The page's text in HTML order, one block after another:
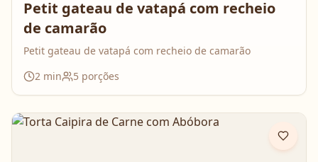
Petit gateau de vatapá com recheio
de camarão
Petit gateau de vatapá com recheio de camarão
2 min 5 porções